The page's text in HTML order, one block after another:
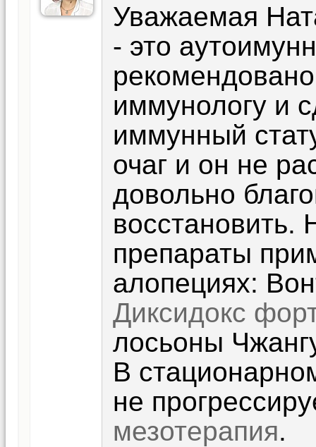
Уважаемая
- это
иммунологу и
иммунный
очаг и он не
довольно
препараты
алопециях:
Диксидокс
лосьоны
В
не
мезотерапия.